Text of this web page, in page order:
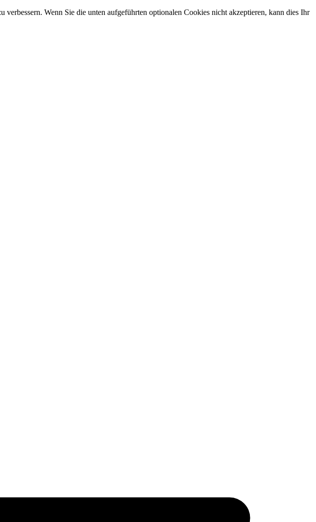
Wenn Sie die unten aufgeführten optionalen Cookies nicht akzeptieren, kann dies Ihr